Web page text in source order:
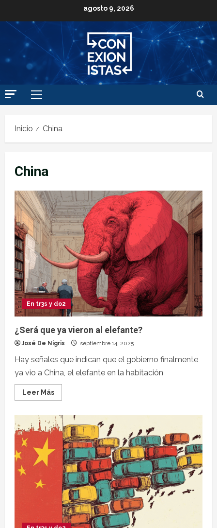
agosto 9, 2026
Inicio China
China
En tr3s y do2
¿Será que ya vieron al elefante?
José De Nigris septiembre 14, 2025
Hay señales que indican que el gobierno finalmente
ya vio a China, el elefante en la habitación
Leer Más